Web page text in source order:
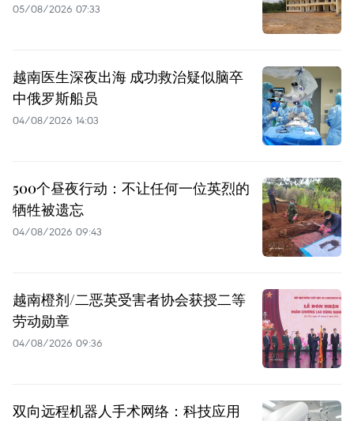
05/08/2026 07:33
越南医生深夜出海 成功救治疑似脑卒
中俄罗斯船员
04/08/2026 14:03
500个昼夜行动：不让任何一位英烈的
牺牲被遗忘
04/08/2026 09:43
越南橙剂/二恶英受害者协会获授二等
劳动勋章
04/08/2026 09:36
双向远程机器人手术网络：科技应用